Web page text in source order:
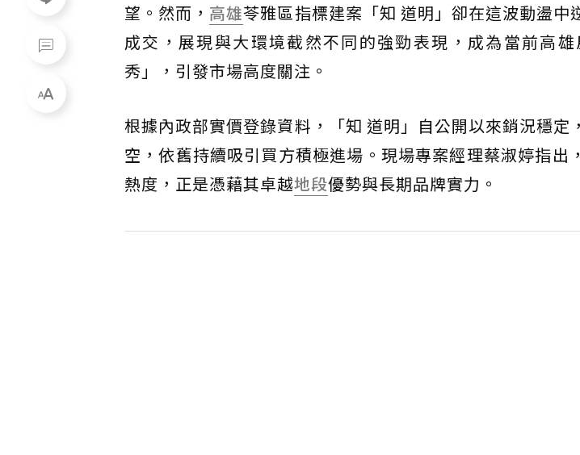
望。然而， 高雄苓雅區指標建案「知 道明」卻在這波動盪中
成交，展現與大環境截然不同的強勁表現，成為當前高
秀」，引發市場高度關注。
根據內政部實價登錄資料，「知 道明」自公開以來銷況穩定
空，依舊持續吸引買方積極進場。現場專案經理蔡淑婷指出
熱度，正是憑藉其卓越地段優勢與長期品牌實力。